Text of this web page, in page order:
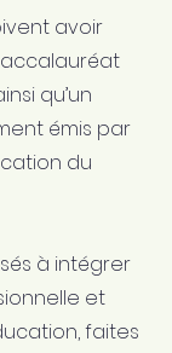
avoir
qu’un
émis par
du
à intégrer
et
faites